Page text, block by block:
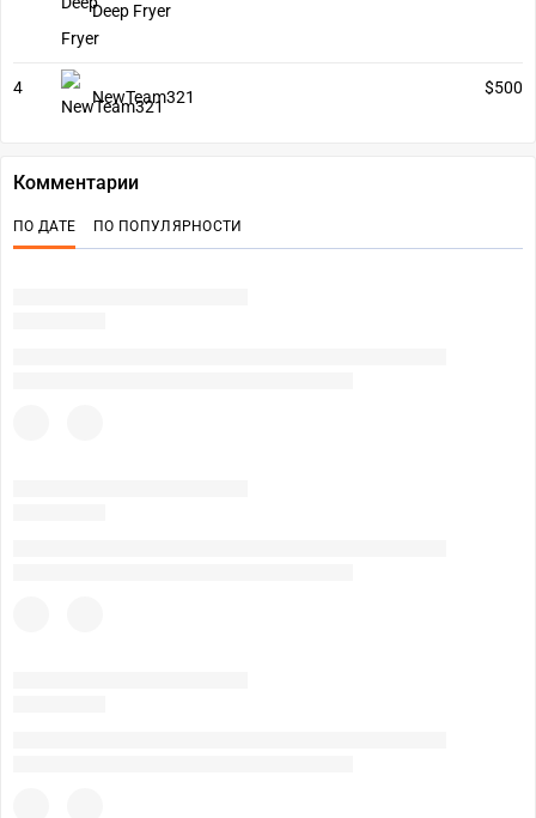
Deep Fryer
4 NewTeam321 $500
Комментарии
ПО ДАТЕ ПО ПОПУЛЯРНОСТИ